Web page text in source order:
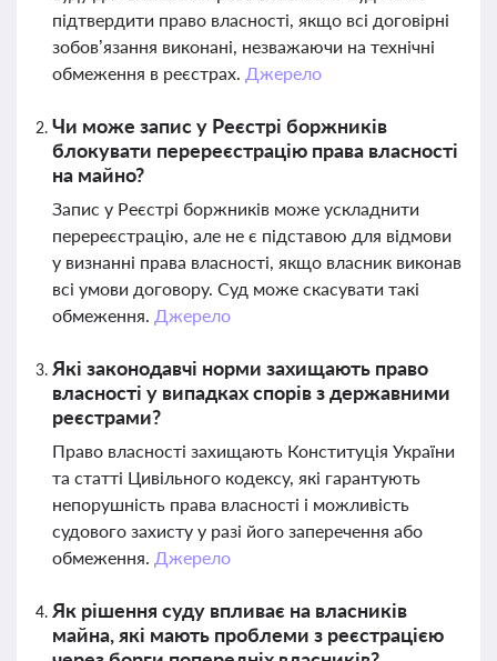
підтвердити право власності, якщо всі договірні
зобов’язання виконані, незважаючи на технічні
обмеження в реєстрах. Джерело
Чи може запис у Реєстрі боржників
блокувати перереєстрацію права власності
на майно?
Запис у Реєстрі боржників може ускладнити
перереєстрацію, але не є підставою для відмови
у визнанні права власності, якщо власник виконав
всі умови договору. Суд може скасувати такі
обмеження. Джерело
Які законодавчі норми захищають право
власності у випадках спорів з державними
реєстрами?
Право власності захищають Конституція України
та статті Цивільного кодексу, які гарантують
непорушність права власності і можливість
судового захисту у разі його заперечення або
обмеження. Джерело
Як рішення суду впливає на власників
майна, які мають проблеми з реєстрацією